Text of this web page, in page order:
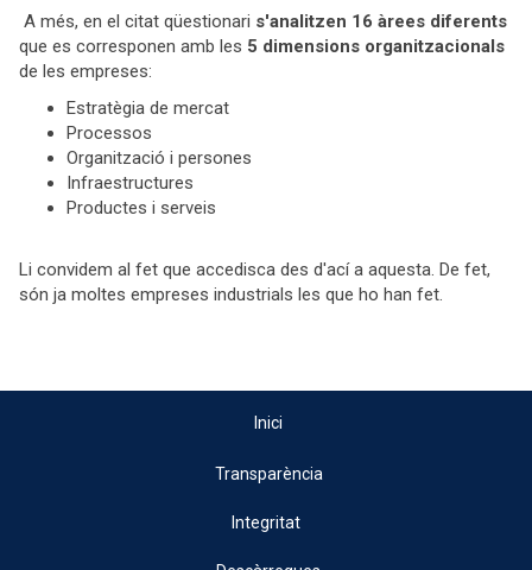
A més, en el citat qüestionari s'analitzen 16 àrees diferents
que es corresponen amb les 5 dimensions organitzacionals
de les empreses:
Estratègia de mercat
Processos
Organització i persones
Infraestructures
Productes i serveis
Li convidem al fet que accedisca des d'ací a aquesta. De fet,
són ja moltes empreses industrials les que ho han fet.
Inici
Transparència
Integritat